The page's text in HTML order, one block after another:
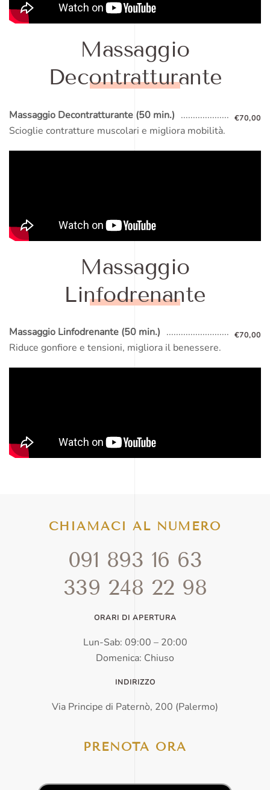
Massaggio
Decontratturante
Massaggio Decontratturante (50 min.) €70,00
Scioglie contratture muscolari e migliora mobilità.
Massaggio
Linfodrenante
Massaggio Linfodrenante (50 min.) €70,00
Riduce gonfiore e tensioni, migliora il benessere.
CHIAMACI AL NUMERO
091 893 16 63
339 248 22 98
ORARI DI APERTURA
Lun-Sab: 09:00 – 20:00
Domenica: Chiuso
INDIRIZZO
Via Principe di Paternò, 200 (Palermo)
PRENOTA ORA